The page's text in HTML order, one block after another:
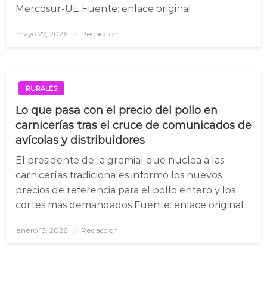
Mercosur-UE Fuente: enlace original
Posted
mayo 27, 2026 Redaccion
RURALES
Lo que pasa con el precio del pollo en
carnicerías tras el cruce de comunicados de
avícolas y distribuidores
El presidente de la gremial que nuclea a las
carnicerías tradicionales informó los nuevos
precios de referencia para el pollo entero y los
cortes más demandados Fuente: enlace original
Posted
enero 13, 2026 Redaccion